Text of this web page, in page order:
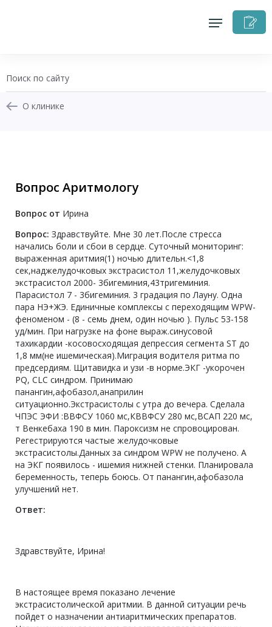
О клинике
Вопрос Аритмологу
Вопрос от Ирина
Вопрос: Здравствуйте. Мне 30 лет.После стресса
начались боли и сбои в сердце. Суточный мониторинг:
выраженная аритмия(1) ночью длительн.<1,8
сек,наджелудочковых экстрасистол 11,желудочковых
экстрасистол 2000- 3бигеминия,43тригеминия.
Парасистол 7 - 3бигеминия. 3 градация по Лауну. Одна
пара НЭ+ЖЭ. Единичные комплексы с переходящим WPW-
феноменом - (8 - семь днем, один ночью ). Пульс 53-158
уд/мин. При нагрузке на фоне выраж.синусовой
тахикардии -косовосходящая депрессия сегмента ST до
1,8 мм(не ишемическая).Миграция водителя ритма по
предсердиям. Щитавидка и узи -в норме.ЭКГ -укорочен
PQ, CLC синдром. Принимаю
панангин,афобазол,анаприлин
ситуационно.Экстрасистолы с утра до вечера. Сделала
ЧПЭС ЭФИ :ВВФСУ 1060 мс,КВВФСУ 280 мс,ВСАП 220 мс,
т Венкебаха 190 в мин. Пароксизм не спровоцирован.
Регестрируются частые желудочковые
экстрасистолы.Данных за синдром WPW не получено. А
на ЭКГ появилось - ишемия нижней стенки. Планировала
беременность, теперь боюсь. От панангин,афобазола
улучшений нет.
Ответ:
Здравствуйте, Ирина!
В настоящее время показано лечение
экстрасистолической аритмии. В данной ситуации речь
пойдет о назначении антиаритмических препаратов.
Личный кабинет